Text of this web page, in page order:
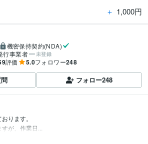
＋ 1,000円
機密保持契約(NDA)
行事業者
未登録
評価 5.0フォロワー248
フォロー248
ります。
が、作業日...